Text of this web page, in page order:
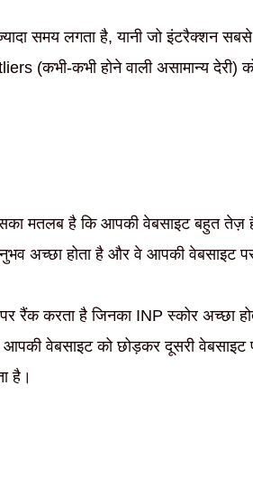
समय लगता है, यानी जो इंटरैक्शन सबसे
(कभी-कभी होने वाली असामान्य देरी)
मतलब है कि आपकी वेबसाइट बहुत तेज़
अच्छा होता है और वे आपकी वेबसाइट पर
रैंक करता है जिनका INP स्कोर अच्छा
वेबसाइट को छोड़कर दूसरी
है।